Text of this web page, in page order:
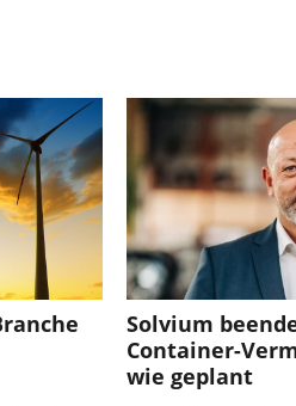
Solvium
Container-
wie geplant